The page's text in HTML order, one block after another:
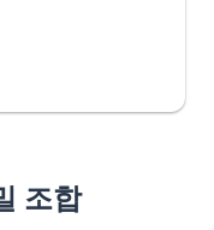
조합